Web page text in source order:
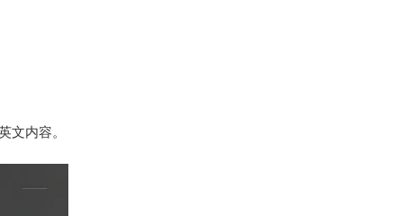
文内容。